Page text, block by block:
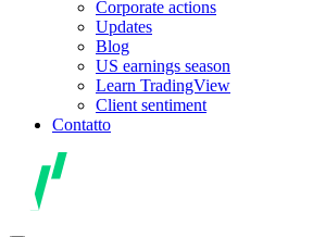
Corporate actions
Updates
Blog
US earnings season
Learn TradingView
Client sentiment
Contatto